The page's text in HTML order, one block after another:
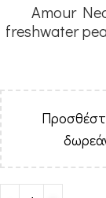
Amour
freshwater